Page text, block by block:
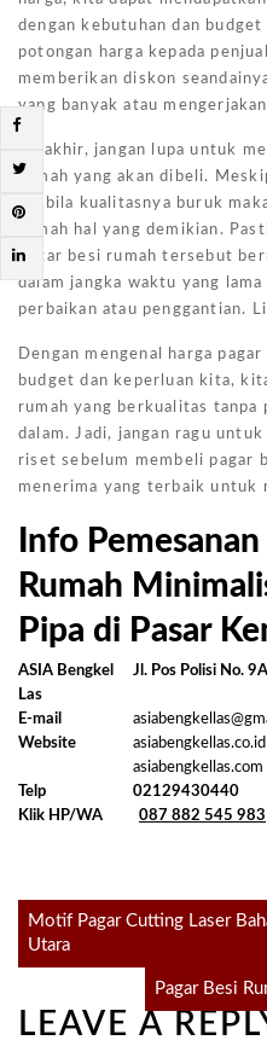
dengan kebutuhan dan
potongan harga kepada
memberikan diskon
yang banyak atau
Terakhir, jangan lupa untuk
rumah yang akan dibeli.
apabila kualitasnya buruk
rumah hal yang demikian.
pagar besi rumah tersebut
dalam jangka waktu yang
perbaikan atau penggantian.
Dengan mengenal harga
budget dan keperluan kita,
rumah yang berkualitas
dalam. Jadi, jangan ragu
riset sebelum membeli pagar
menerima yang terbaik untuk
Info
Rumah
Pipa di Pasar
ASIA Bengkel
Las
Jl. Pos Polisi No.
E-mail
Website
asiabengkellas.com
Telp
02129430440
Klik HP/WA
087 882 545 983
Post
navigation
Motif Pagar Cutting Laser
Utara
Pagar Besi
LEAVE A